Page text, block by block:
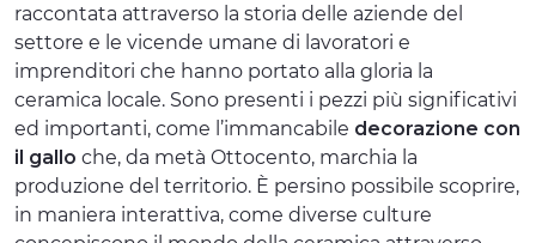
raccontata attraverso la storia delle aziende del
settore e le vicende umane di lavoratori e
imprenditori che hanno portato alla gloria la
ceramica locale. Sono presenti i pezzi più significativi
ed importanti, come l’immancabile decorazione con
il gallo che, da metà Ottocento, marchia la
produzione del territorio. È persino possibile scoprire,
in maniera interattiva, come diverse culture